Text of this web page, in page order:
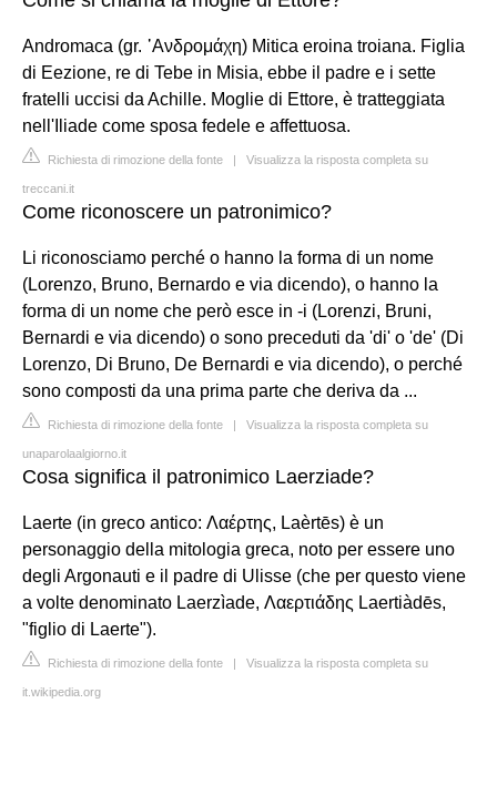
Andromaca (gr. ᾿Ανδρομάχη) Mitica eroina troiana. Figlia
di Eezione, re di Tebe in Misia, ebbe il padre e i sette
fratelli uccisi da Achille. Moglie di Ettore, è tratteggiata
nell'Iliade come sposa fedele e affettuosa.
Richiesta di rimozione della fonte | Visualizza la risposta completa su
treccani.it
Come riconoscere un patronimico?
Li riconosciamo perché o hanno la forma di un nome
(Lorenzo, Bruno, Bernardo e via dicendo), o hanno la
forma di un nome che però esce in -i (Lorenzi, Bruni,
Bernardi e via dicendo) o sono preceduti da 'di' o 'de' (Di
Lorenzo, Di Bruno, De Bernardi e via dicendo), o perché
sono composti da una prima parte che deriva da ...
Richiesta di rimozione della fonte | Visualizza la risposta completa su
unaparolaalgiorno.it
Cosa significa il patronimico Laerziade?
Laerte (in greco antico: Λαέρτης, Laèrtēs) è un
personaggio della mitologia greca, noto per essere uno
degli Argonauti e il padre di Ulisse (che per questo viene
a volte denominato Laerzìade, Λαερτιάδης Laertiàdēs,
"figlio di Laerte").
Richiesta di rimozione della fonte | Visualizza la risposta completa su
it.wikipedia.org